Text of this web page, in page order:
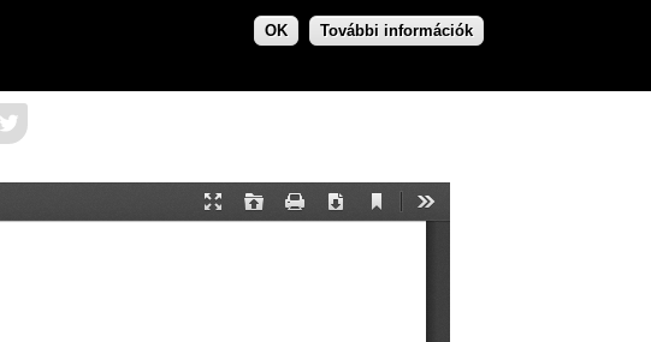
OK További információk